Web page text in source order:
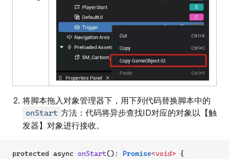
将脚本拖入对象管理器下，用下列代码替换脚本中的
onStart 方法：代码将异步查找ID对应的对象以【触
发器】对象进行接收。
protected async onStart(): Promise<void> {